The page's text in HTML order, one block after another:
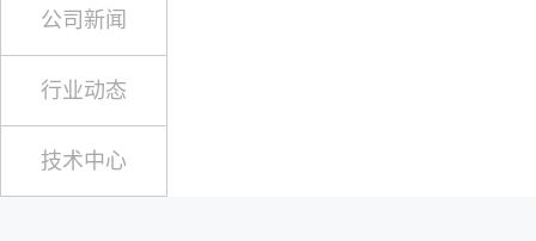
公司新闻
行业动态
技术中心